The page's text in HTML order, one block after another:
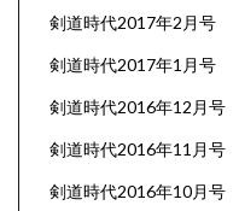
剣道時代2017年2月号
剣道時代2017年1月号
剣道時代2016年12月号
剣道時代2016年11月号
剣道時代2016年10月号